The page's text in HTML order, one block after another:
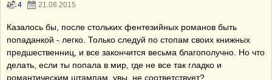
4 21.08.2015
Казалось бы, после стольких фентезийных романов быть
попаданкой - легко. Только следуй по стопам своих книжных
предшественниц, и все закончится весьма благополучно. Но что
делать, если ты попала в мир, где не все так гладко и
романтическим штампам, увы, не соответствует?